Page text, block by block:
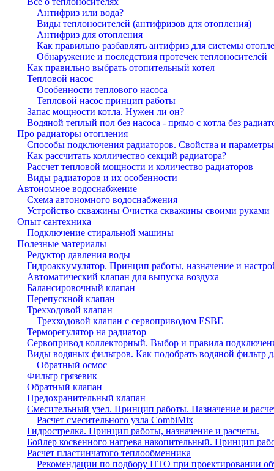
Антифриз или вода?
Виды теплоносителей (антифризов для отопления)
Антифриз для отопления
Как правильно разбавлять антифриз для системы
Обнаружение и последствия протечек теплоносителей
Как правильно выбрать отопительный котел
Тепловой насос
Особенности теплового насоса
Тепловой насос принцип работы
Запас мощности котла. Нужен ли он?
Водяной теплый пол без насоса - прямо с котла без
Про радиаторы отопления
Способы подключения радиаторов. Свойства и
Как рассчитать колличество секций радиатора?
Рассчет тепловой мощности и количество радиаторов
Виды радиаторов и их особенности
Автономное водоснабжение
Схема автономного водоснабжения
Устройство скважины Очистка скважины своими руками
Опыт сантехника
Подключение стиральной машины
Полезные материалы
Редуктор давления воды
Гидроаккумулятор. Принцип работы, назначение и
Автоматический клапан для выпуска воздуха
Балансировочный клапан
Перепускной клапан
Трехходовой клапан
Трехходовой клапан с сервоприводом ESBE
Терморегулятор на радиатор
Сервопривод коллекторный. Выбор и правила
Виды водяных фильтров. Как подобрать водяной фильтр
Обратный осмос
Фильтр грязевик
Обратный клапан
Предохранительный клапан
Смесительный узел. Принцип работы. Назначение и
Расчет смесительного узла CombiMix
Гидрострелка. Принцип работы, назначение и расчеты.
Бойлер косвенного нагрева накопительный. Принцип
Расчет пластинчатого теплообменника
Рекомендации по подбору ПТО при проектировании